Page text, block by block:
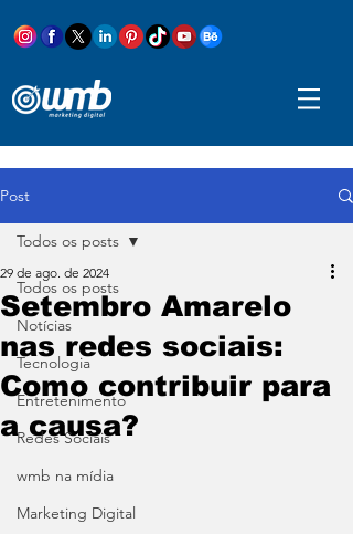
Post
Todos os posts
Notícias
Tecnologia
Entretenimento
Redes Sociais
wmb na mídia
Marketing Digital
Todos os posts
Setembro Amarelo
nas redes sociais:
Como contribuir para
a causa?
29 de ago. de 2024